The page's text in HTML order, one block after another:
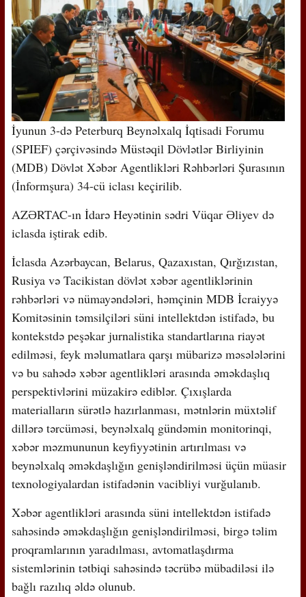
İyunun 3-də Peterburq Beynəlxalq İqtisadi Forumu
(SPIEF) çərçivəsində Müstəqil Dövlətlər Birliyinin
(MDB) Dövlət Xəbər Agentlikləri Rəhbərləri Şurasının
(İnformşura) 34-cü iclası keçirilib.
AZƏRTAC-ın İdarə Heyətinin sədri Vüqar Əliyev də
iclasda iştirak edib.
İclasda Azərbaycan, Belarus, Qazaxıstan, Qırğızıstan,
Rusiya və Tacikistan dövlət xəbər agentliklərinin
rəhbərləri və nümayəndələri, həmçinin MDB İcraiyyə
Komitəsinin təmsilçiləri süni intellektdən istifadə, bu
kontekstdə peşəkar jurnalistika standartlarına riayət
edilməsi, feyk məlumatlara qarşı mübarizə məsələlərini
və bu sahədə xəbər agentlikləri arasında əməkdaşlıq
perspektivlərini müzakirə ediblər. Çıxışlarda
materialların sürətlə hazırlanması, mətnlərin müxtəlif
dillərə tərcüməsi, beynəlxalq gündəmin monitorinqi,
xəbər məzmununun keyfiyyətinin artırılması və
beynəlxalq əməkdaşlığın genişləndirilməsi üçün müasir
texnologiyalardan istifadənin vacibliyi vurğulanıb.
Xəbər agentlikləri arasında süni intellektdən istifadə
sahəsində əməkdaşlığın genişləndirilməsi, birgə təlim
proqramlarının yaradılması, avtomatlaşdırma
sistemlərinin tətbiqi sahəsində təcrübə mübadiləsi ilə
bağlı razılıq əldə olunub.